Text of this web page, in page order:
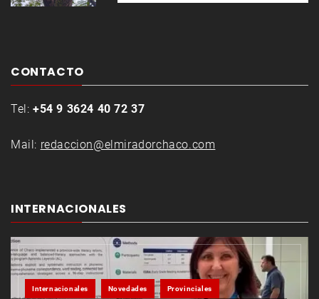
CONTACTO
Tel: +54 9 3624 40 72 37
Mail: redaccion@elmiradorchaco.com
INTERNACIONALES
Internacionales Novedades Provinciales